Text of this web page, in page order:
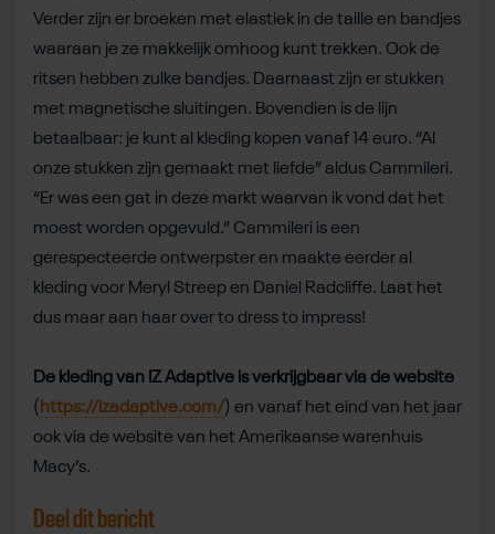
Verder zijn er broeken met elastiek in de taille en bandjes
waaraan je ze makkelijk omhoog kunt trekken. Ook de
ritsen hebben zulke bandjes. Daarnaast zijn er stukken
met magnetische sluitingen. Bovendien is de lijn
betaalbaar: je kunt al kleding kopen vanaf 14 euro. “Al
onze stukken zijn gemaakt met liefde” aldus Cammileri.
“Er was een gat in deze markt waarvan ik vond dat het
moest worden opgevuld.” Cammileri is een
gerespecteerde ontwerpster en maakte eerder al
kleding voor Meryl Streep en Daniel Radcliffe. Laat het
dus maar aan haar over to dress to impress!
De kleding van IZ Adaptive is verkrijgbaar via de website
( https://izadaptive.com/) en vanaf het eind van het jaar
ook via de website van het Amerikaanse warenhuis
Macy’s.
Deel dit bericht